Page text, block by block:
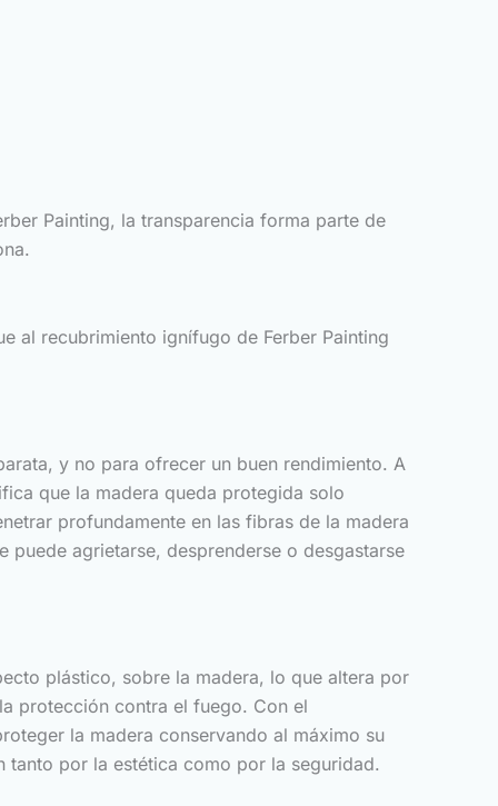
Painting, la transparencia forma parte de
al recubrimiento ignífugo de Ferber Painting
y no para ofrecer un buen rendimiento. A
que la madera queda protegida solo
profundamente en las fibras de la madera
agrietarse, desprenderse o desgastarse
plástico, sobre la madera, lo que altera por
protección contra el fuego. Con el
la madera conservando al máximo su
por la estética como por la seguridad.